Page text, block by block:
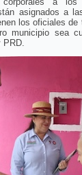
asignados a
los oficiales
municipio sea
PRD.